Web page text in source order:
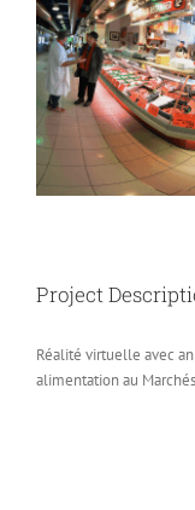
Project
Réalité virtuelle avec
alimentation au